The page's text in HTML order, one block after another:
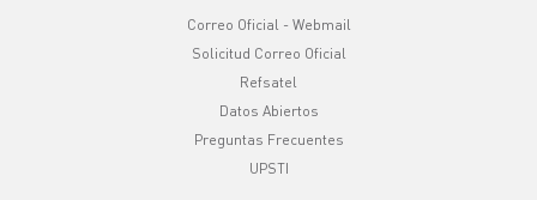
Correo Oficial - Webmail
Solicitud Correo Oficial
Refsatel
Datos Abiertos
Preguntas Frecuentes
UPSTI